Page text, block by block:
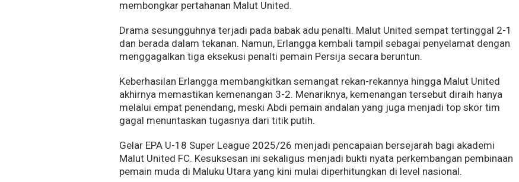
membongkar pertahanan Malut United.
Drama sesungguhnya terjadi pada babak adu penalti. Malut United sempat tertinggal 2-1
dan berada dalam tekanan. Namun, Erlangga kembali tampil sebagai penyelamat dengan
menggagalkan tiga eksekusi penalti pemain Persija secara beruntun.
Keberhasilan Erlangga membangkitkan semangat rekan-rekannya hingga Malut United
akhirnya memastikan kemenangan 3-2. Menariknya, kemenangan tersebut diraih hanya
melalui empat penendang, meski Abdi pemain andalan yang juga menjadi top skor tim
gagal menuntaskan tugasnya dari titik putih.
Gelar EPA U-18 Super League 2025/26 menjadi pencapaian bersejarah bagi akademi
Malut United FC. Kesuksesan ini sekaligus menjadi bukti nyata perkembangan pembinaan
pemain muda di Maluku Utara yang kini mulai diperhitungkan di level nasional.